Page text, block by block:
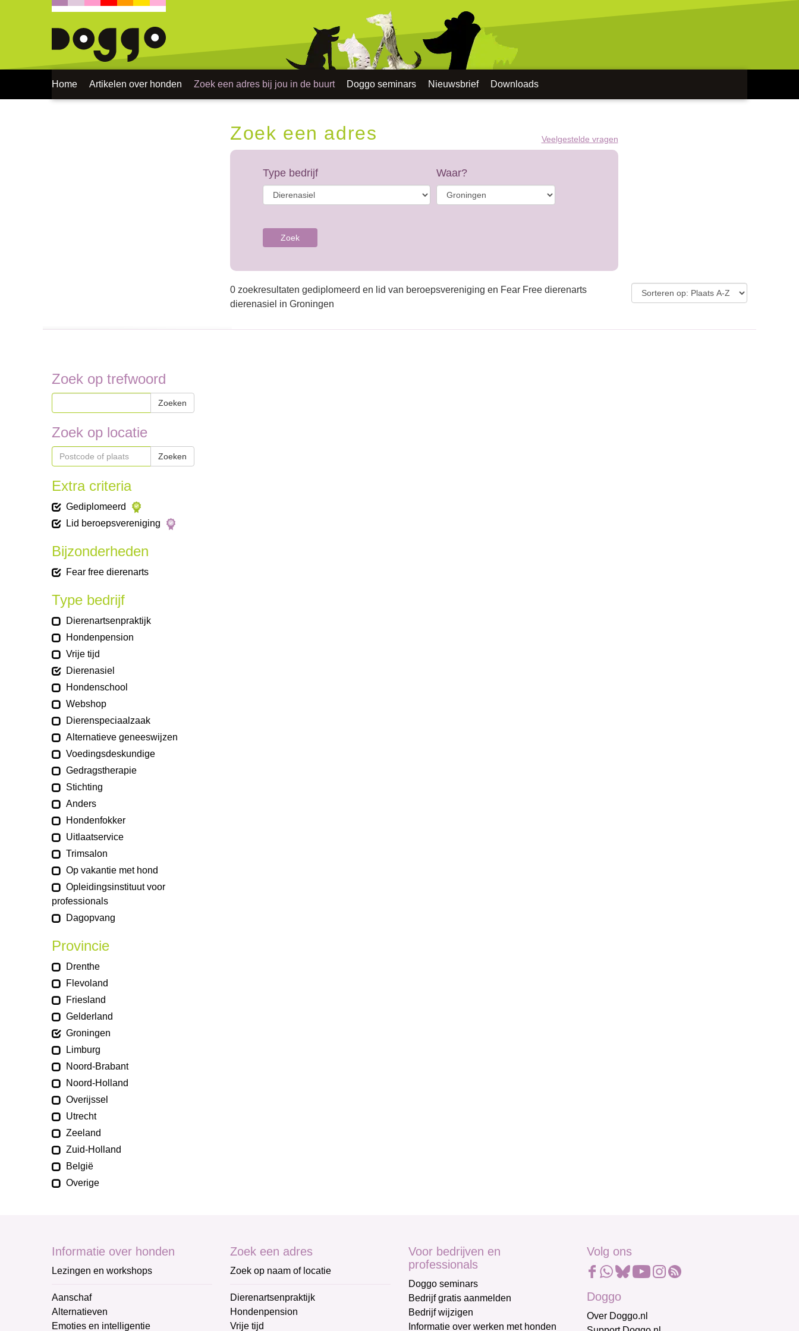
Home Artikelen over honden Zoek een adres bij jou in de buurt Doggo seminars Nieuwsbrief Downloads
Zoek een adres Veelgestelde vragen
Type bedrijf Waar?
Zoek
0 zoekresultaten gediplomeerd en lid van beroepsvereniging en Fear Free dierenarts
dierenasiel in Groningen
Zoek op trefwoord
Zoeken
Zoek op locatie
Zoeken
Extra criteria
Gediplomeerd
Lid beroepsvereniging
Bijzonderheden
Fear free dierenarts
Type bedrijf
Dierenartsenpraktijk
Hondenpension
Vrije tijd
Dierenasiel
Hondenschool
Webshop
Dierenspeciaalzaak
Alternatieve geneeswijzen
Voedingsdeskundige
Gedragstherapie
Stichting
Anders
Hondenfokker
Uitlaatservice
Trimsalon
Op vakantie met hond
Opleidingsinstituut voor
professionals
Dagopvang
Provincie
Drenthe
Flevoland
Friesland
Gelderland
Groningen
Limburg
Noord-Brabant
Noord-Holland
Overijssel
Utrecht
Zeeland
Zuid-Holland
België
Overige
Informatie over honden
Lezingen en workshops
Aanschaf
Alternatieven
Emoties en intelligentie
Zoek een adres
Zoek op naam of locatie
Dierenartsenpraktijk
Hondenpension
Vrije tijd
Voor bedrijven en
professionals
Doggo seminars
Bedrijf gratis aanmelden
Bedrijf wijzigen
Informatie over werken met honden
Volg ons
Doggo
Over Doggo.nl